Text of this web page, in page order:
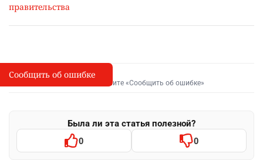
правительства
I
Сообщить об опечатке
Выделите фрагмент и нажмите «Сообщить об ошибке»
Была ли эта статья полезной?
0 0
Сообщить об ошибке